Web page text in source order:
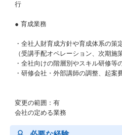
行
● 育成業務
・全社人財育成方針や育成体系の策
（受講手配オペレーション、次期施
・全社向けの階層別やスキル研修等
・研修会社・外部講師の調整、起案
変更の範囲：有
会社の定める業務